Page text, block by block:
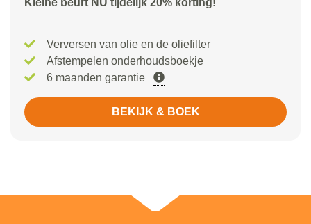
Kleine beurt NU tijdelijk 20% korting!
Verversen van olie en de oliefilter
Afstempelen onderhoudsboekje
6 maanden garantie
BEKIJK & BOEK